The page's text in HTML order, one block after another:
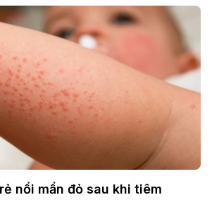
nổi mẩn đỏ sau khi tiêm